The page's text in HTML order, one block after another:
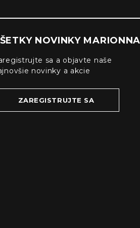
NOVINKY
sa a objavte naše
novinky a akcie
ZAREGISTRUJTE SA